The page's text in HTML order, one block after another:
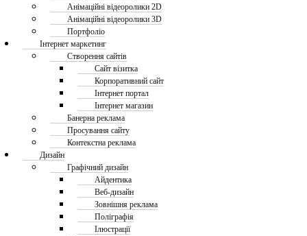
Анімаційні відеоролики 2D
Анімаційні відеоролики 3D
Портфоліо
Інтернет маркетинг
Створення сайтів
Сайт візитка
Корпоративний сайт
Інтернет портал
Інтернет магазин
Банерна реклама
Просування сайту
Контекстна реклама
Дизайн
Графічний дизайн
Айдентика
Веб-дизайн
Зовнішня реклама
Поліграфія
Ілюстрації